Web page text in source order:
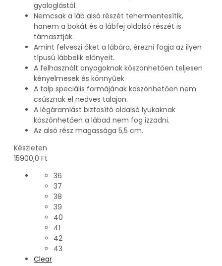
gyaloglástól.
Nemcsak a láb alsó részét tehermentesítik,
hanem a bokát és a lábfej oldalsó részét is
támasztják.
Amint felveszi őket a lábára, érezni fogja az ilyen
típusú lábbelik előnyeit.
A felhasznált anyagoknak köszönhetően teljesen
kényelmesek és könnyűek
A talp speciális formájának köszönhetően nem
csúsznak el nedves talajon.
A légáramlást biztosító oldalsó lyukaknak
köszönhetően a lábad nem fog izzadni.
Az alsó rész magassága 5,5 cm.
Készleten
15900,0 Ft
36
37
38
39
40
41
42
43
Clear